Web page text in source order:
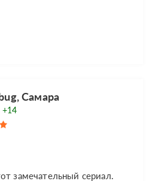
Самара
+14
замечательный сериал.